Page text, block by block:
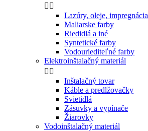
 
Lazúry, oleje, impregnácia
Maliarske farby
Riedidlá a iné
Syntetické farby
Vodouriediteľné farby
Elektroinštalačný materiál
 
Inštalačný tovar
Káble a predlžovačky
Svietidlá
Zásuvky a vypínače
Žiarovky
Vodoinštalačný materiál